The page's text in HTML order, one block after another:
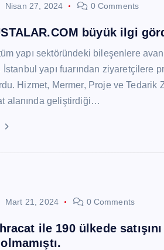
Nisan 27, 2024 0 Comments
büyük ilgi
yapı sektöründeki bileşenlere
yapı fuarından ziyaretçilere
Hizmet, Mermer, Proje ve Tedarik
alanında geliştirdiği…
Mart 21, 2024 0 Comments
ile 190 ülkede